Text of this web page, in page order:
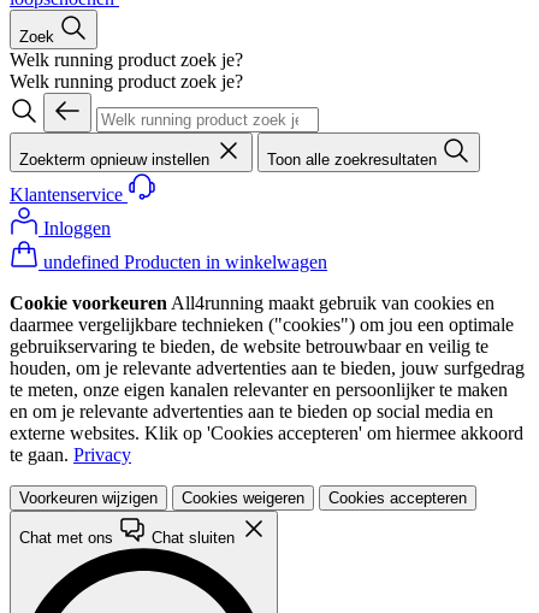
Zoek
Welk running product zoek je?
Welk running product zoek je?
Zoekterm opnieuw instellen Toon alle zoekresultaten
Klantenservice
Inloggen
undefined Producten in winkelwagen
Cookie voorkeuren All4running maakt gebruik van cookies en
daarmee vergelijkbare technieken ("cookies") om jou een optimale
gebruikservaring te bieden, de website betrouwbaar en veilig te
houden, om je relevante advertenties aan te bieden, jouw surfgedrag
te meten, onze eigen kanalen relevanter en persoonlijker te maken
en om je relevante advertenties aan te bieden op social media en
externe websites. Klik op 'Cookies accepteren' om hiermee akkoord
te gaan. Privacy
Voorkeuren wijzigen Cookies weigeren Cookies accepteren
Chat met ons Chat sluiten